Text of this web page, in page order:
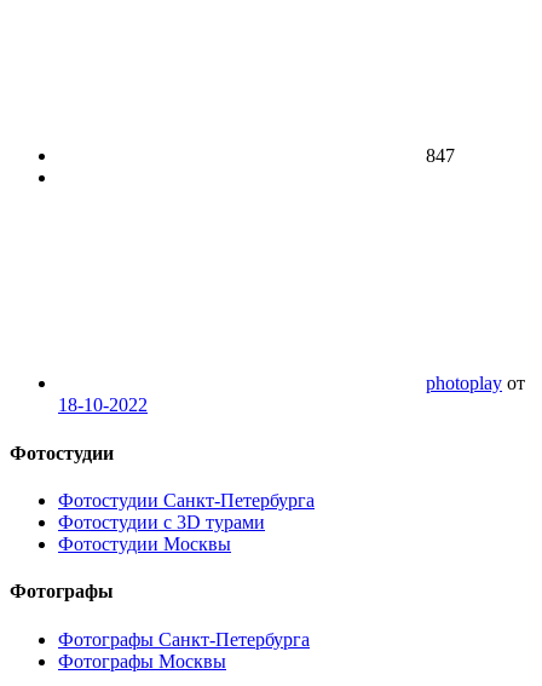
847
photoplay от
18-10-2022
Фотостудии
Фотостудии Санкт-Петербурга
Фотостудии с 3D турами
Фотостудии Москвы
Фотографы
Фотографы Санкт-Петербурга
Фотографы Москвы